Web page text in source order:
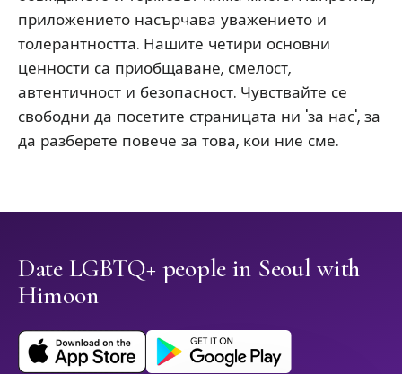
приложението насърчава уважението и
толерантността. Нашите четири основни
ценности са приобщаване, смелост,
автентичност и безопасност. Чувствайте се
свободни да посетите страницата ни 'за нас', за
да разберете повече за това, кои ние сме.
Date LGBTQ+ people in Seoul with
Himoon